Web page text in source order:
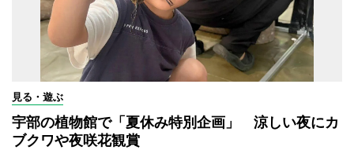
見る・遊ぶ
宇部の植物館で「夏休み特別企画」 涼しい夜にカ
ブクワや夜咲花観賞